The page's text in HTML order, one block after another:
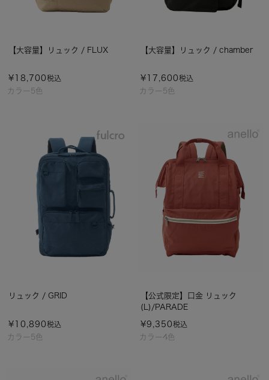
カラー5色
【大容量】リュック / FLUX
¥ 18,700税込
カラー5色
【大容量】リュック / chamber
¥ 17,600税込
カラー5色
リュック / GRID
¥ 10,890税込
カラー4色
【公式限定】口金 リュック
(L)/PARADE
¥9,350税込